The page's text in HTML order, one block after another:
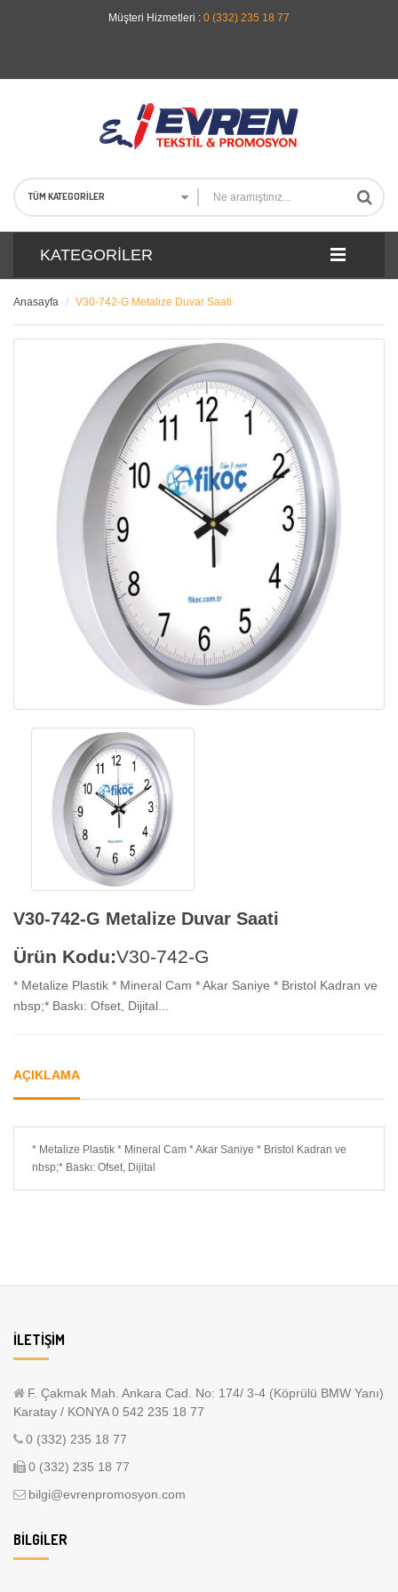
Müşteri Hizmetleri : 0 (332) 235 18 77
TÜM KATEGORILER
KATEGORILER
Anasayfa V30-742-G Metalize Duvar Saati
V30-742-G Metalize Duvar Saati
Ürün Kodu:V30-742-G
* Metalize Plastik * Mineral Cam * Akar Saniye * Bristol Kadran ve
nbsp;* Baskı: Ofset, Dijital...
AÇIKLAMA
* Metalize Plastik * Mineral Cam * Akar Saniye * Bristol Kadran ve
nbsp;* Baskı: Ofset, Dijital
İLETIŞIM
F. Çakmak Mah. Ankara Cad. No: 174/ 3-4 (Köprülü BMW Yanı)
Karatay / KONYA 0 542 235 18 77
0 (332) 235 18 77
0 (332) 235 18 77
bilgi@evrenpromosyon.com
BILGILER